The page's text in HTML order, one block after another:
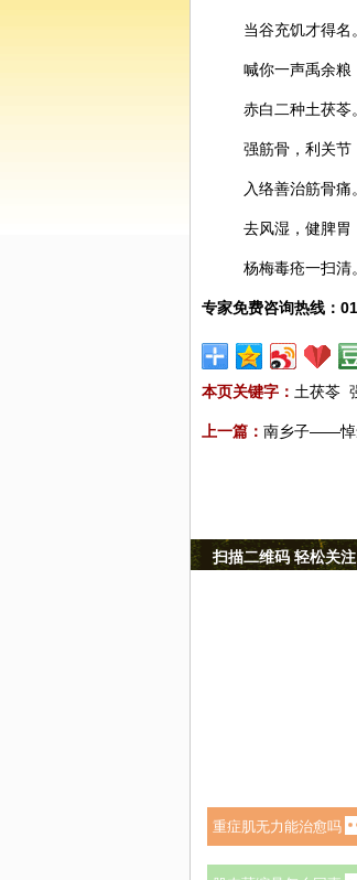
当谷充饥才得名。
喊你一声禹余粮
赤白二种土茯苓。
强筋骨，利关节
入络善治筋骨痛。
去风湿，健脾胃
杨梅毒疮一扫清。
专家免费咨询热线：
本页关键字： 土茯苓
上一篇： 南乡子——悼
扫描二维码 轻松关